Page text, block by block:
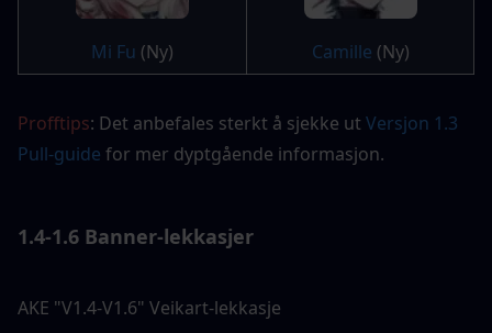
Mi Fu (Ny) Camille (Ny)
Profftips: Det anbefales sterkt å sjekke ut Versjon 1.3
Pull-guide for mer dyptgående informasjon.
1.4-1.6 Banner-lekkasjer
AKE "V1.4-V1.6" Veikart-lekkasje